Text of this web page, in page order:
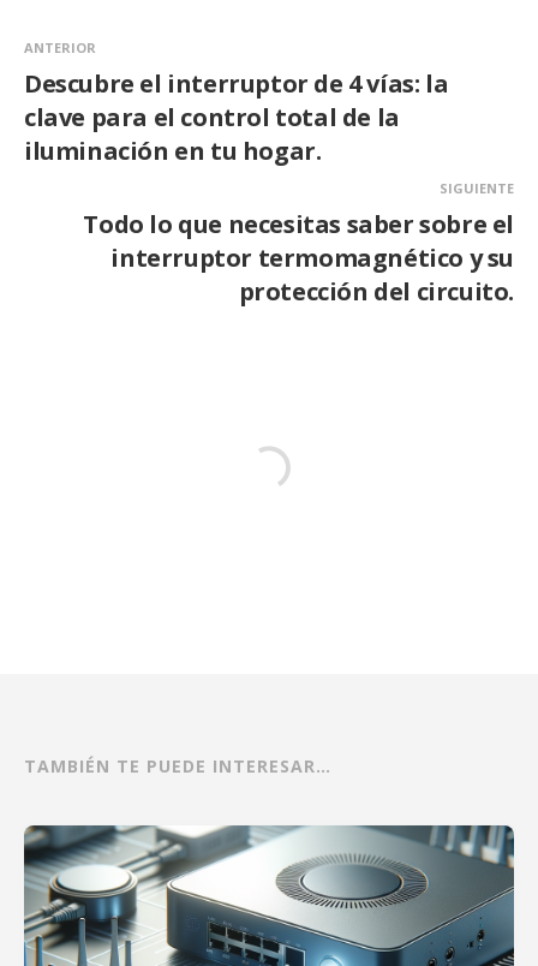
ANTERIOR
Descubre el interruptor de 4 vías: la
clave para el control total de la
iluminación en tu hogar.
SIGUIENTE
Todo lo que necesitas saber sobre el
interruptor termomagnético y su
protección del circuito.
TAMBIÉN TE PUEDE INTERESAR…